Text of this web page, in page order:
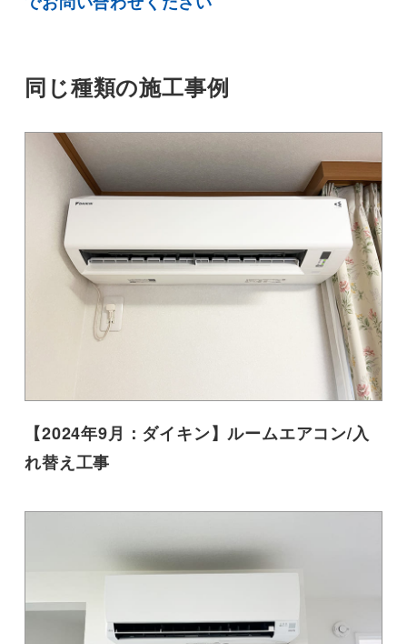
同じ種類の施工事例
【2024年9月：ダイキン】ルームエアコン/入
れ替え工事